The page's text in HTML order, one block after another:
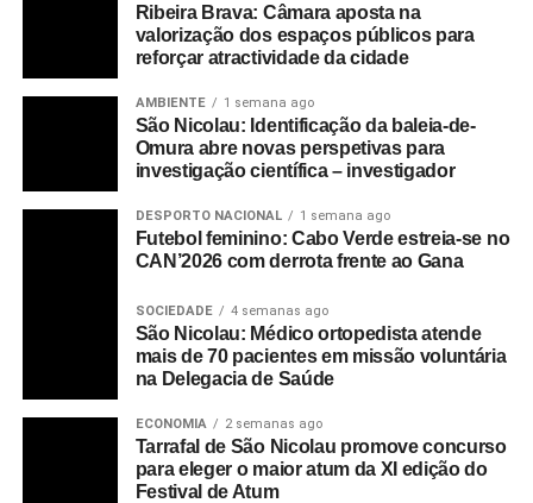
Ribeira Brava: Câmara aposta na
valorização dos espaços públicos para
reforçar atractividade da cidade
AMBIENTE 1 semana ago
São Nicolau: Identificação da baleia-de-
Omura abre novas perspetivas para
investigação científica – investigador
DESPORTO NACIONAL 1 semana ago
Futebol feminino: Cabo Verde estreia-se no
CAN’2026 com derrota frente ao Gana
SOCIEDADE 4 semanas ago
São Nicolau: Médico ortopedista atende
mais de 70 pacientes em missão voluntária
na Delegacia de Saúde
ECONOMIA 2 semanas ago
Tarrafal de São Nicolau promove concurso
para eleger o maior atum da XI edição do
Festival de Atum